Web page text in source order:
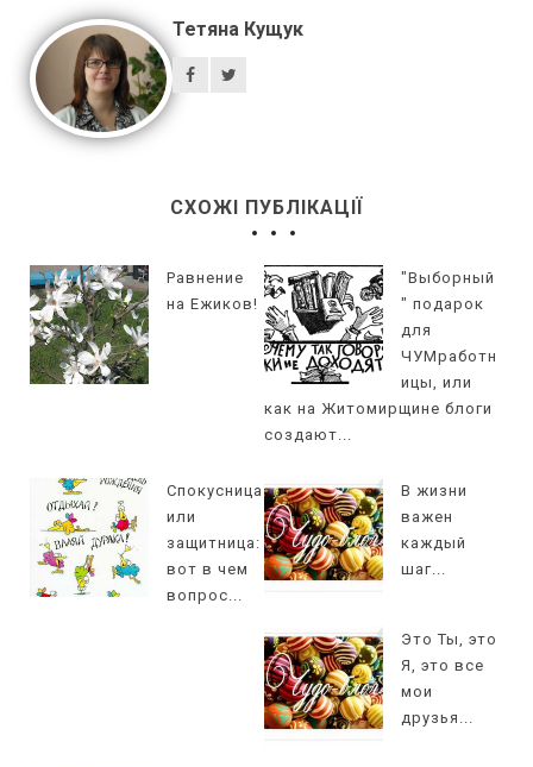
Тетяна Кущук
СХОЖІ ПУБЛІКАЦІЇ
Равнение
на Ежиков!
"Выборный
" подарок
для
ЧУМработн
ицы, или
как на Житомирщине блоги
создают...
Спокусница
или
защитница:
вот в чем
вопрос...
В жизни
важен
каждый
шаг...
Это Ты, это
Я, это все
мои
друзья...